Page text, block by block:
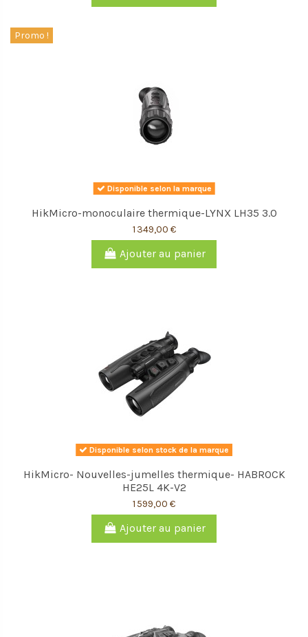
Promo !
Disponible selon la marque
HikMicro-monoculaire thermique-LYNX LH35 3.0
1 349,00 €
Ajouter au panier
Disponible selon stock de la marque
HikMicro- Nouvelles-jumelles thermique- HABROCK
HE25L 4K-V2
1 599,00 €
Ajouter au panier